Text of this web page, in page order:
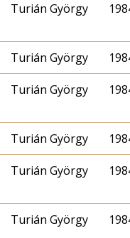
Turián György
Turián György
Turián György
Turián György
Turián György
Turián György